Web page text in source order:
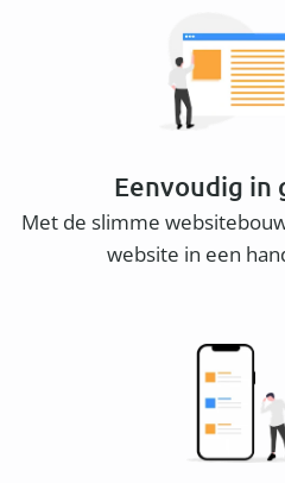
Eenvoudig in
Met de slimme
website in een